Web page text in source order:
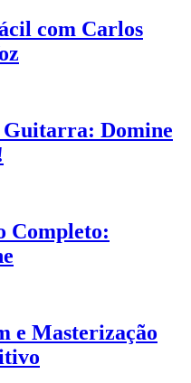
com Carlos
Domine
Completo:
e Masterização